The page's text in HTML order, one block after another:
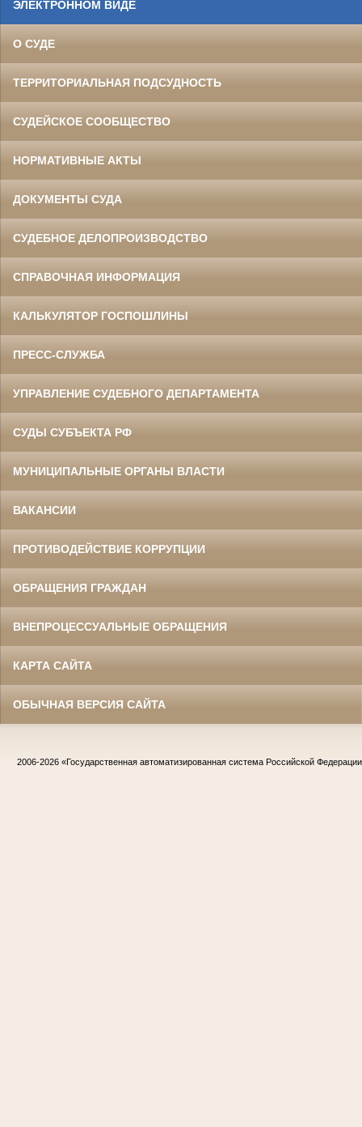
ЭЛЕКТРОННОМ ВИДЕ
О СУДЕ
ТЕРРИТОРИАЛЬНАЯ ПОДСУДНОСТЬ
СУДЕЙСКОЕ СООБЩЕСТВО
НОРМАТИВНЫЕ АКТЫ
ДОКУМЕНТЫ СУДА
СУДЕБНОЕ ДЕЛОПРОИЗВОДСТВО
СПРАВОЧНАЯ ИНФОРМАЦИЯ
КАЛЬКУЛЯТОР ГОСПОШЛИНЫ
ПРЕСС-СЛУЖБА
УПРАВЛЕНИЕ СУДЕБНОГО ДЕПАРТАМЕНТА
СУДЫ СУБЪЕКТА РФ
МУНИЦИПАЛЬНЫЕ ОРГАНЫ ВЛАСТИ
ВАКАНСИИ
ПРОТИВОДЕЙСТВИЕ КОРРУПЦИИ
ОБРАЩЕНИЯ ГРАЖДАН
ВНЕПРОЦЕССУАЛЬНЫЕ ОБРАЩЕНИЯ
КАРТА САЙТА
ОБЫЧНАЯ ВЕРСИЯ САЙТА
2006-2026 «Государственная автоматизированная система Российской